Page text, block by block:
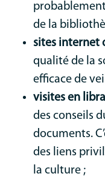
de la
sites internet
qualité de la
efficace de
visites en
des conseils
documents.
des liens
la culture ;